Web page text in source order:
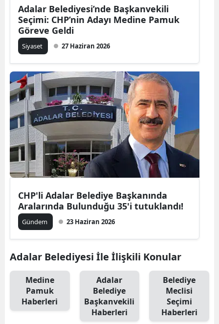
Adalar Belediyesi’nde Başkanvekili
Seçimi: CHP’nin Adayı Medine Pamuk
Göreve Geldi
Siyaset 27 Haziran 2026
CHP'li Adalar Belediye Başkanında
Aralarında Bulunduğu 35'i tutuklandı!
Gündem 23 Haziran 2026
Adalar Belediyesi İle İlişkili Konular
Medine
Pamuk
Haberleri
Adalar
Belediye
Başkanvekili
Haberleri
Belediye
Meclisi
Seçimi
Haberleri